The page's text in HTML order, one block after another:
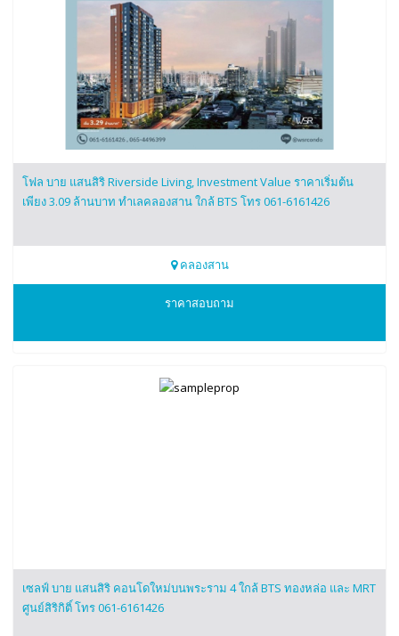
0616161426
โฟล บาย แสนสิริ Riverside Living, Investment Value ราคาเริ่มต้น
เพียง 3.09 ล้านบาท ทำเลคลองสาน ใกล้ BTS โทร 061-6161426
คลองสาน
ราคาสอบถาม
เซลฟ์ บาย แสนสิริ คอนโดใหม่บนพระราม 4 ใกล้ BTS ทองหล่อ และ MRT
ศูนย์สิริกิติ์ โทร 061-6161426